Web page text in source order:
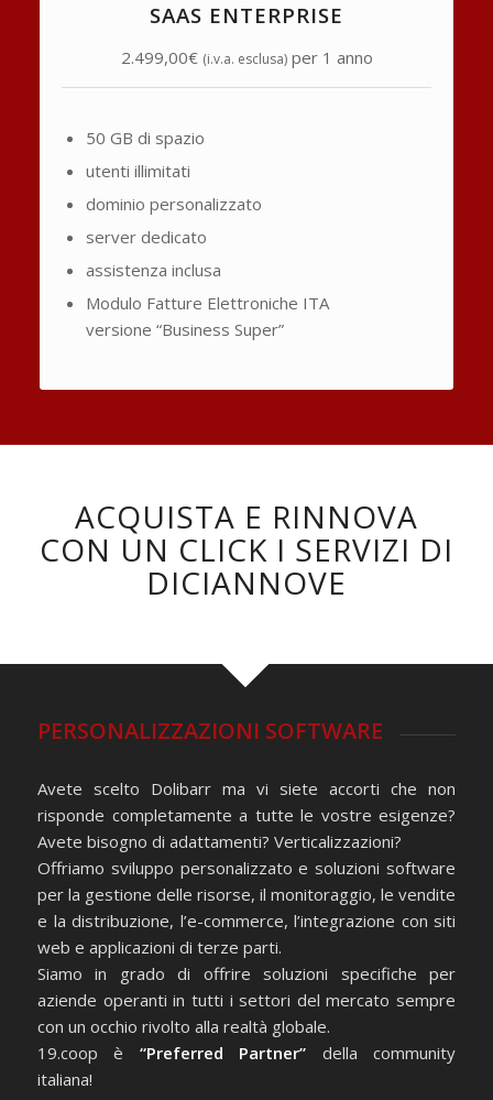
SAAS ENTERPRISE
2.499,00€ (i.v.a. esclusa)per 1 anno
50 GB di spazio
utenti illimitati
dominio personalizzato
server dedicato
assistenza inclusa
Modulo Fatture Elettroniche ITA
versione “Business Super”
ACQUISTA E RINNOVA
CON UN CLICK I SERVIZI DI
DICIANNOVE
PERSONALIZZAZIONI SOFTWARE
Avete scelto Dolibarr ma vi siete accorti che non
risponde completamente a tutte le vostre esigenze?
Avete bisogno di adattamenti? Verticalizzazioni?
Offriamo sviluppo personalizzato e soluzioni software
per la gestione delle risorse, il monitoraggio, le vendite
e la distribuzione, l’e-commerce, l’integrazione con siti
web e applicazioni di terze parti.
Siamo in grado di offrire soluzioni specifiche per
aziende operanti in tutti i settori del mercato sempre
con un occhio rivolto alla realtà globale.
19.coop è “Preferred Partner” della community
italiana!